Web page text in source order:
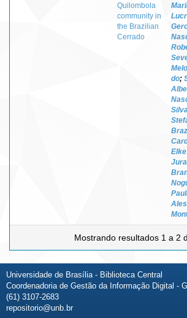
Quilombola
community in
the Brazilian
Cerrado
do;
Braz
Elke
Mostrando resultados 1 a 2
Universidade de Brasília - Biblioteca Central
Coordenadoria de Gestão da Informação Digital -
(61) 3107-2683
repositorio@unb.br